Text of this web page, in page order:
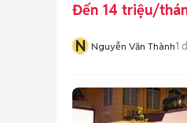
Đến 14 triệu/
N Nguyễn Văn Thành1